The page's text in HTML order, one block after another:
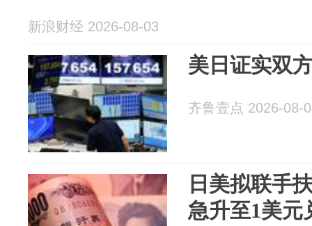
新浪财经 2026-08-03
美日证实双
齐鲁壹点 2026-08-
日美拟联手
急升至1美元